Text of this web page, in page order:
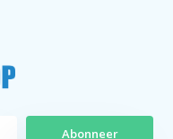
Abonneer